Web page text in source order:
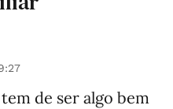
de ser algo bem